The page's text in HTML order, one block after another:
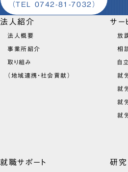
（TEL 0742-81-7032）
法人紹介
法人概要
事業所紹介
取り組み
（地域連携・社会貢献）
サー
放
相
自
就
就
就
就
就職サポート 研究